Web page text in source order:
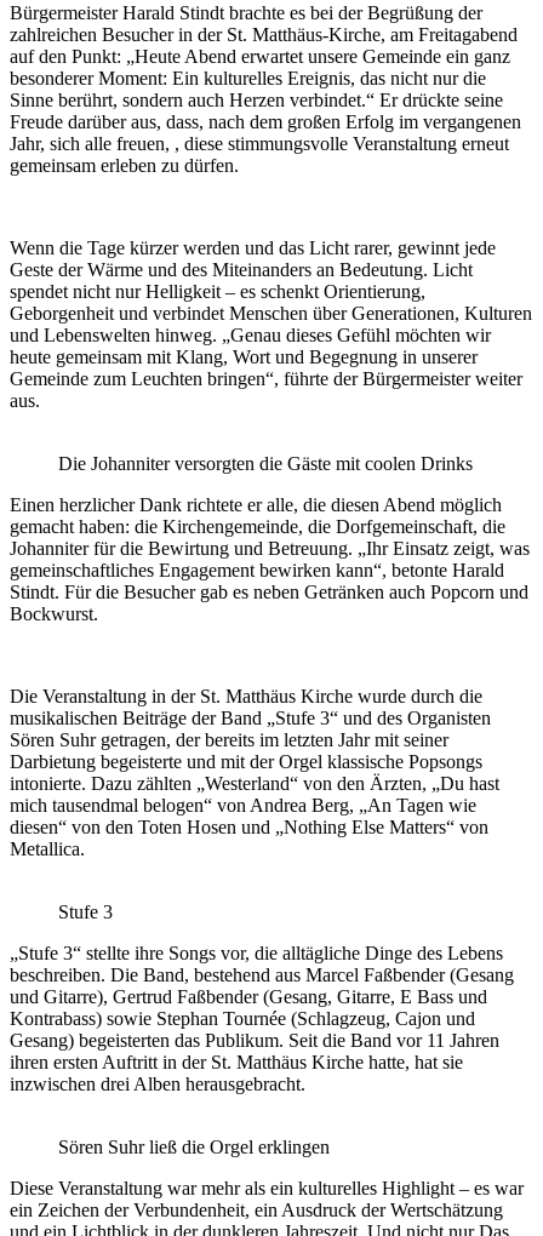
Bürgermeister Harald Stindt brachte es bei der Begrüßung der
zahlreichen Besucher in der St. Matthäus-Kirche, am Freitagabend
auf den Punkt: „Heute Abend erwartet unsere Gemeinde ein ganz
besonderer Moment: Ein kulturelles Ereignis, das nicht nur die
Sinne berührt, sondern auch Herzen verbindet.“ Er drückte seine
Freude darüber aus, dass, nach dem großen Erfolg im vergangenen
Jahr, sich alle freuen, , diese stimmungsvolle Veranstaltung erneut
gemeinsam erleben zu dürfen.
Wenn die Tage kürzer werden und das Licht rarer, gewinnt jede
Geste der Wärme und des Miteinanders an Bedeutung. Licht
spendet nicht nur Helligkeit – es schenkt Orientierung,
Geborgenheit und verbindet Menschen über Generationen, Kulturen
und Lebenswelten hinweg. „Genau dieses Gefühl möchten wir
heute gemeinsam mit Klang, Wort und Begegnung in unserer
Gemeinde zum Leuchten bringen“, führte der Bürgermeister weiter
aus.
Die Johanniter versorgten die Gäste mit coolen Drinks
Einen herzlicher Dank richtete er alle, die diesen Abend möglich
gemacht haben: die Kirchengemeinde, die Dorfgemeinschaft, die
Johanniter für die Bewirtung und Betreuung. „Ihr Einsatz zeigt, was
gemeinschaftliches Engagement bewirken kann“, betonte Harald
Stindt. Für die Besucher gab es neben Getränken auch Popcorn und
Bockwurst.
Die Veranstaltung in der St. Matthäus Kirche wurde durch die
musikalischen Beiträge der Band „Stufe 3“ und des Organisten
Sören Suhr getragen, der bereits im letzten Jahr mit seiner
Darbietung begeisterte und mit der Orgel klassische Popsongs
intonierte. Dazu zählten „Westerland“ von den Ärzten, „Du hast
mich tausendmal belogen“ von Andrea Berg, „An Tagen wie
diesen“ von den Toten Hosen und „Nothing Else Matters“ von
Metallica.
Stufe 3
„Stufe 3“ stellte ihre Songs vor, die alltägliche Dinge des Lebens
beschreiben. Die Band, bestehend aus Marcel Faßbender (Gesang
und Gitarre), Gertrud Faßbender (Gesang, Gitarre, E Bass und
Kontrabass) sowie Stephan Tournée (Schlagzeug, Cajon und
Gesang) begeisterten das Publikum. Seit die Band vor 11 Jahren
ihren ersten Auftritt in der St. Matthäus Kirche hatte, hat sie
inzwischen drei Alben herausgebracht.
Sören Suhr ließ die Orgel erklingen
Diese Veranstaltung war mehr als ein kulturelles Highlight – es war
ein Zeichen der Verbundenheit, ein Ausdruck der Wertschätzung
und ein Lichtblick in der dunkleren Jahreszeit. Und nicht nur Das,